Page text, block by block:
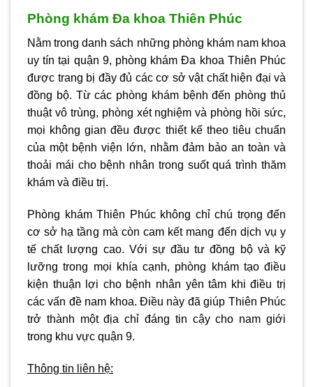
Phòng khám Đa khoa Thiên Phúc
Nằm trong danh sách những phòng khám nam khoa
uy tín tại quận 9, phòng khám Đa khoa Thiên Phúc
được trang bị đầy đủ các cơ sở vật chất hiện đại và
đồng bộ. Từ các phòng khám bệnh đến phòng thủ
thuật vô trùng, phòng xét nghiệm và phòng hồi sức,
mọi không gian đều được thiết kế theo tiêu chuẩn
của một bệnh viện lớn, nhằm đảm bảo an toàn và
thoải mái cho bệnh nhân trong suốt quá trình thăm
khám và điều trị.
Phòng khám Thiên Phúc không chỉ chú trọng đến
cơ sở hạ tầng mà còn cam kết mang đến dịch vụ y
tế chất lượng cao. Với sự đầu tư đồng bộ và kỹ
lưỡng trong mọi khía cạnh, phòng khám tạo điều
kiện thuận lợi cho bệnh nhân yên tâm khi điều trị
các vấn đề nam khoa. Điều này đã giúp Thiên Phúc
trở thành một địa chỉ đáng tin cậy cho nam giới
trong khu vực quận 9.
Thông tin liên hệ: